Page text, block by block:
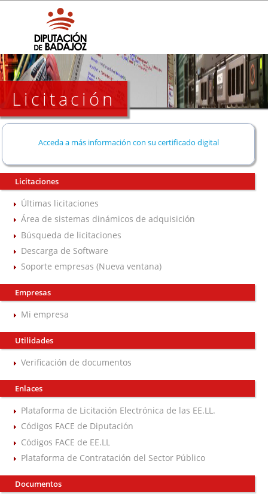
Licitación
Acceda a más información con su certificado digital
Licitaciones
Últimas licitaciones
Área de sistemas dinámicos de adquisición
Búsqueda de licitaciones
Descarga de Software
Soporte empresas (Nueva ventana)
Empresas
Mi empresa
Utilidades
Verificación de documentos
Enlaces
Plataforma de Licitación Electrónica de las EE.LL.
Códigos FACE de Diputación
Códigos FACE de EE.LL
Plataforma de Contratación del Sector Público
Documentos